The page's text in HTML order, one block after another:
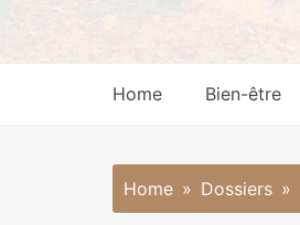
Home Bien-être
Home Dossiers